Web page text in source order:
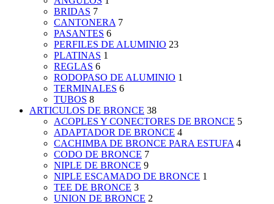
BRIDAS 7
CANTONERA 7
PASANTES 6
PERFILES DE ALUMINIO 23
PLATINAS 1
REGLAS 6
RODOPASO DE ALUMINIO 1
TERMINALES 6
TUBOS 8
ARTICULOS DE BRONCE 38
ACOPLES Y CONECTORES DE BRONCE 5
ADAPTADOR DE BRONCE 4
CACHIMBA DE BRONCE PARA ESTUFA 4
CODO DE BRONCE 7
NIPLE DE BRONCE 9
NIPLE ESCAMADO DE BRONCE 1
TEE DE BRONCE 3
UNION DE BRONCE 2